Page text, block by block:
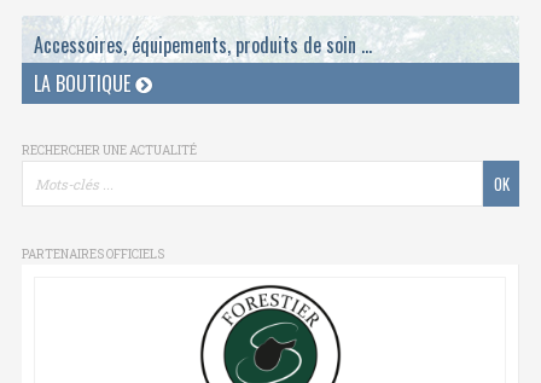
Accessoires, équipements, produits de soin ...
LA BOUTIQUE
RECHERCHER UNE ACTUALITÉ
PARTENAIRES OFFICIELS